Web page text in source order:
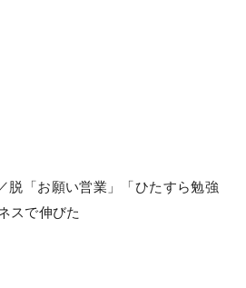
脱「お願い営業」「ひたすら勉強
スで伸びた